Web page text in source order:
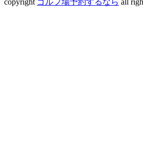
copyright ゴルフ場予約するなら all